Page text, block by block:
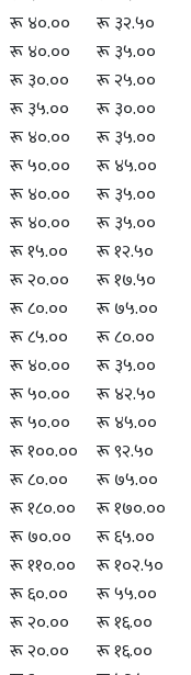
रू ४०.००
रू ३२.५०
रू ४०.००
रू ३५.००
रू ३०.००
रू २५.००
रू ३५.००
रू ३०.००
रू ४०.००
रू ३५.००
रू ५०.००
रू ४५.००
रू ४०.००
रू ३५.००
रू ४०.००
रू ३५.००
रू १५.००
रू १२.५०
रू २०.००
रू १७.५०
रू ८०.००
रू ७५.००
रू ८५.००
रू ८०.००
रू ४०.००
रू ३५.००
रू ५०.००
रू ४२.५०
रू ५०.००
रू ४५.००
रू १००.००
रू ९२.५०
रू ८०.००
रू ७५.००
रू १८०.००
रू १७०.००
रू ७०.००
रू ६५.००
रू ११०.००
रू १०२.५०
रू ६०.००
रू ५५.००
रू २०.००
रू १६.००
रू २०.००
रू १६.००